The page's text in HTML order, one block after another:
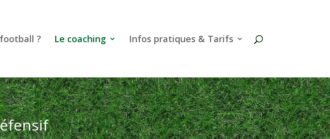
? Le coaching Infos pratiques & Tarifs